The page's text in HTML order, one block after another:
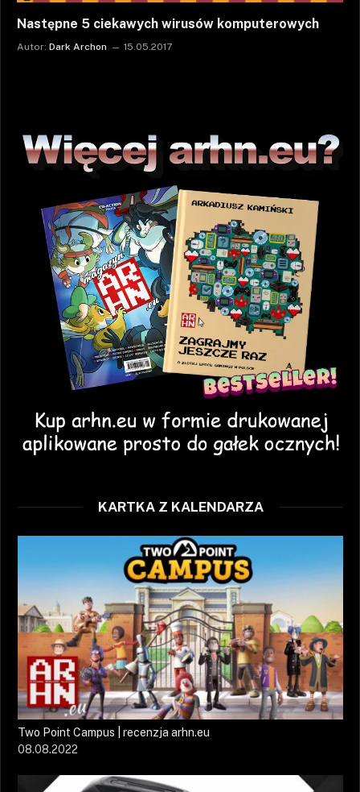
Następne 5 ciekawych wirusów komputerowych
Autor: Dark Archon 15.05.2017
KARTKA Z KALENDARZA
Two Point Campus | recenzja arhn.eu
08.08.2022